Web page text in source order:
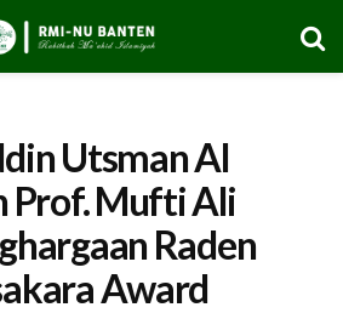
Utsman Al
Prof. Mufti Ali
Raden
Award